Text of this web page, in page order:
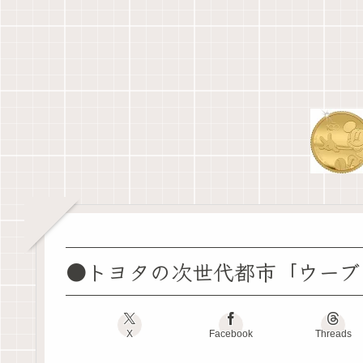
●トヨタの次世代都市「ウー
X Facebook Threads